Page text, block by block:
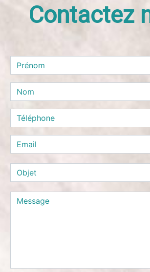
Contactez